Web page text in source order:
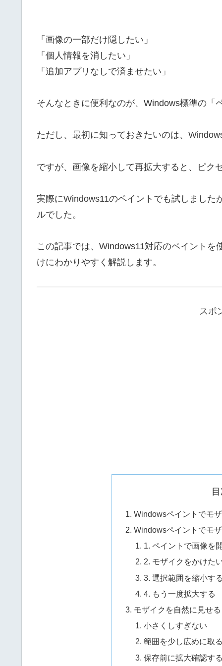
「画像の一部だけ隠したい」
「個人情報を消したい」
「追加アプリなしで済ませたい」
そんなときに便利なのが、Windows標準の「
ただし、最初に知っておきたいのは、
ですが、画像を縮小して再拡大すると、ピク
実際にWindows11のペイントでも試しまし
ルでした。
この記事では、Windows11対応のペイント
けにわかりやすく解説します。
スポ
Windowsペイントでモ
Windowsペイントでモ
1. ペイントで画像を
2. モザイクをかけた
3. 選択範囲を縮小す
4. もう一度拡大する
モザイクを自然に見せ
小さくしすぎない
範囲を少し広めに取
保存前に拡大確認す